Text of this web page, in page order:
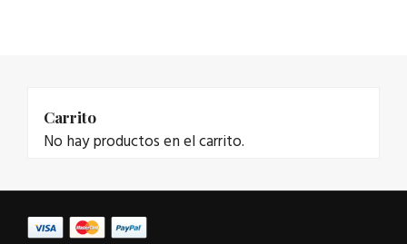
Carrito
No hay productos en el carrito.